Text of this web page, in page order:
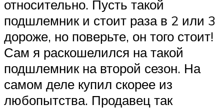
относительно. Пусть такой
подшлемник и стоит раза в 2 или 3
дороже, но поверьте, он того стоит!
Сам я раскошелился на такой
подшлемник на второй сезон. На
самом деле купил скорее из
любопытства. Продавец так